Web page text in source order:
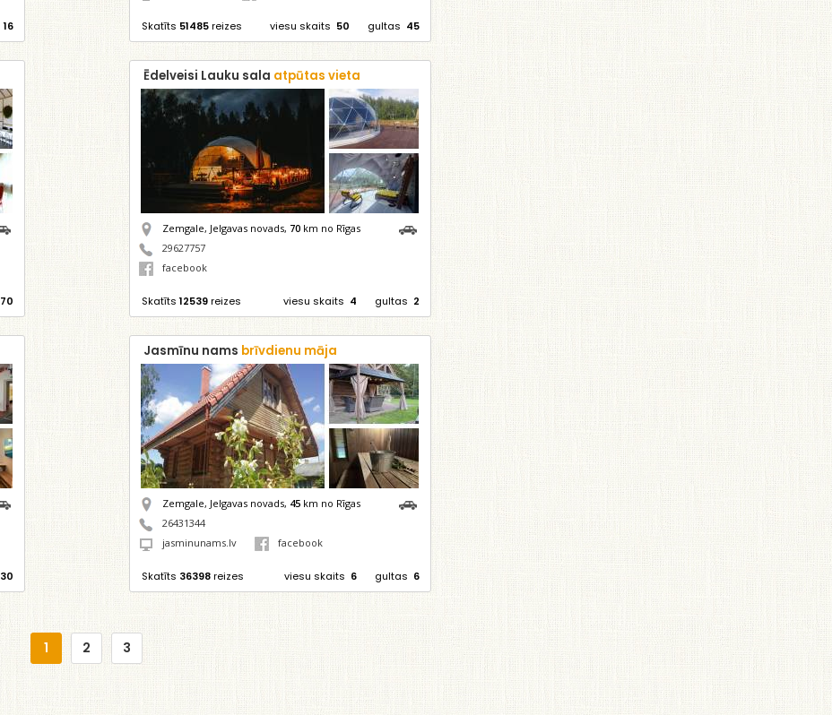
16 Skatīts 51485reizes gultas 45
viesu skaits 50
70
Ēdelveisi Lauku sala atpūtas vieta
Zemgale, Jelgavas novads, 70 km no Rīgas
29627757
facebook
Skatīts12539reizes gultas 2
viesu skaits 4
30
Jasmīnu nams brīvdienu māja
Zemgale, Jelgavas novads, 45 km no Rīgas
26431344
jasminunams.lv
facebook
Skatīts 36398reizes gultas 6
viesu skaits 6
1 2 3